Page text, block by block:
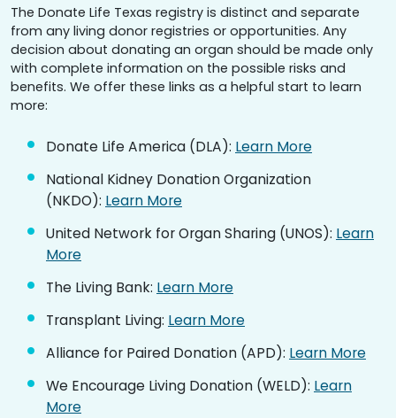
The Donate Life Texas registry is distinct and separate
from any living donor registries or opportunities. Any
decision about donating an organ should be made only
with complete information on the possible risks and
benefits. We offer these links as a helpful start to learn
more:
Donate Life America (DLA): Learn More
National Kidney Donation Organization
(NKDO): Learn More
United Network for Organ Sharing (UNOS): Learn
More
The Living Bank: Learn More
Transplant Living: Learn More
Alliance for Paired Donation (APD): Learn More
We Encourage Living Donation (WELD): Learn
More